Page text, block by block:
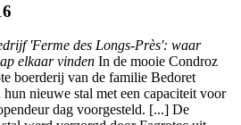
'Ferme des Longs-Près': waar
elkaar vinden In de mooie Condroz
boerderij van de familie Bedoret
nieuwe stal met een capaciteit voor
dag voorgesteld. [...] De